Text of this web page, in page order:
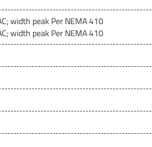
width peak Per NEMA 410
width peak Per NEMA 410